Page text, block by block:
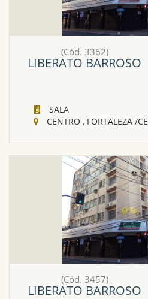
(Cód. 3362)
LIBERATO BARROSO
SALA
CENTRO , FORTALEZA /CE
(Cód. 3457)
LIBERATO BARROSO